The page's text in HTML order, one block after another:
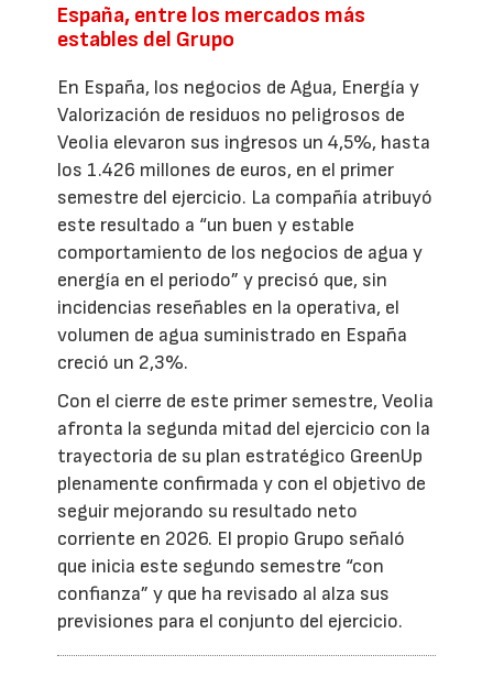
España, entre los mercados más
estables del Grupo
En España, los negocios de Agua, Energía y
Valorización de residuos no peligrosos de
Veolia elevaron sus ingresos un 4,5%, hasta
los 1.426 millones de euros, en el primer
semestre del ejercicio. La compañía atribuyó
este resultado a “un buen y estable
comportamiento de los negocios de agua y
energía en el periodo” y precisó que, sin
incidencias reseñables en la operativa, el
volumen de agua suministrado en España
creció un 2,3%.
Con el cierre de este primer semestre, Veolia
afronta la segunda mitad del ejercicio con la
trayectoria de su plan estratégico GreenUp
plenamente confirmada y con el objetivo de
seguir mejorando su resultado neto
corriente en 2026. El propio Grupo señaló
que inicia este segundo semestre “con
confianza” y que ha revisado al alza sus
previsiones para el conjunto del ejercicio.